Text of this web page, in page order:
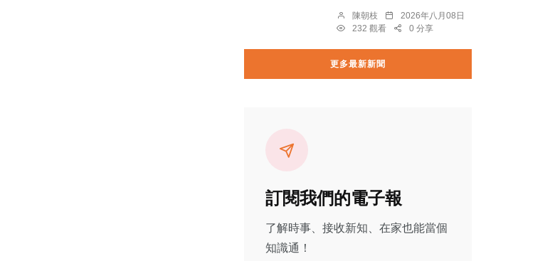
陳朝枝
2026年八月08日
232 觀看
0 分享
更多最新新聞
訂閱我們的電子報
了解時事、接收新知、在家也能當個
知識通！